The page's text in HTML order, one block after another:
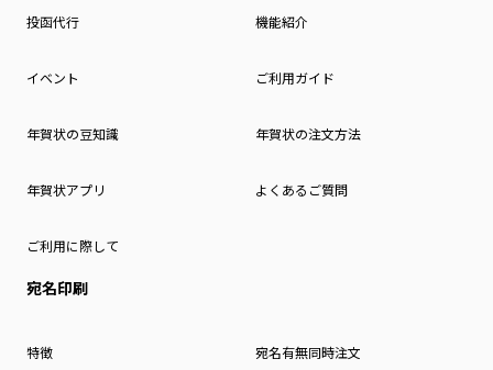
投函代行 機能紹介
イベント ご利用ガイド
年賀状の豆知識 年賀状の注文方法
年賀状アプリ よくあるご質問
ご利用に際して
宛名印刷
特徴 宛名有無同時注文